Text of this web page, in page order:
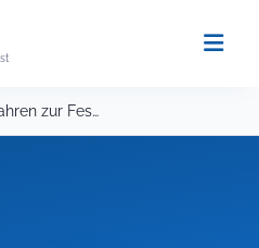
Das Verfahren zur Feststellung und Regulierung von Jagd-...